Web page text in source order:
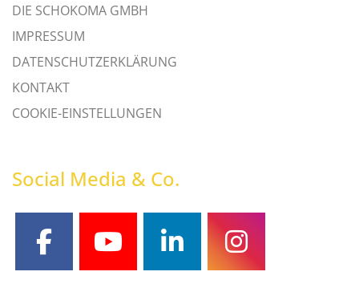
DIE SCHOKOMA GMBH
IMPRESSUM
DATENSCHUTZERKLÄRUNG
KONTAKT
COOKIE-EINSTELLUNGEN
Social Media & Co.
facebookyoutubelinkedininstagram